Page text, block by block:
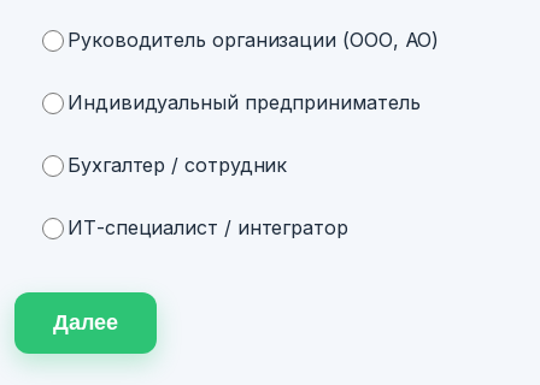
Руководитель организации (ООО, АО)
Индивидуальный предприниматель
Бухгалтер / сотрудник
ИТ-специалист / интегратор
Далее